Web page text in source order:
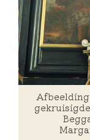
Afbeelding